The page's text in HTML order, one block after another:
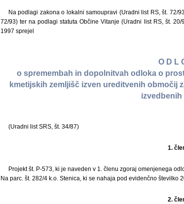
Na podlagi zakona o lokalni samoupravi (Uradni list RS, št. 72/
72/93) ter na podlagi statuta Občine Vitanje (Uradni list RS, št.
1997 sprejel
O D L
o spremembah in dopolnitvah odloka o
kmetijskih zemljišč izven ureditvenih območij
(Uradni list SRS, št. 34/87)
1.
Projekt št. P-573, ki je naveden v 1. členu zgoraj omenjenega
Na parc. št. 282/4 k.o. Stenica, ki se nahaja pod evidenčno številko
2.